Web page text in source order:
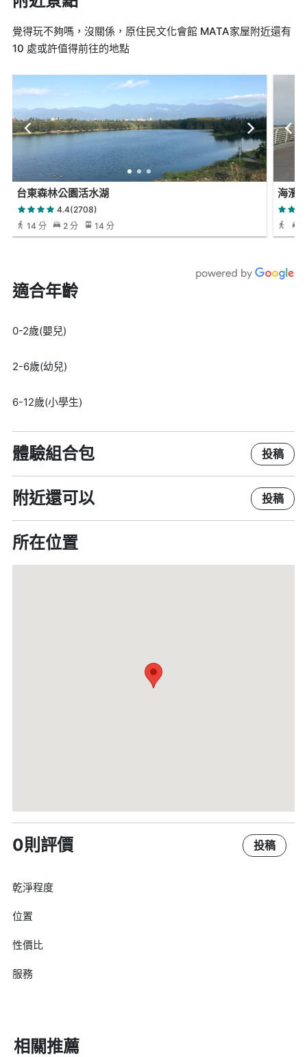
覺得玩不夠嗎，沒關係，原住民文化會館 MATA家屋附近還有
10 處或許值得前往的地點
台東森林公園活水湖
4.4(2708)
14 分
2 分 14 分
海濱
適合年齡
0-2歲(嬰兒)
2-6歲(幼兒)
6-12歲(小學生)
體驗組合包 投稿
附近還可以 投稿
所在位置
0則評價 投稿
乾淨程度
位置
性價比
服務
相關推薦